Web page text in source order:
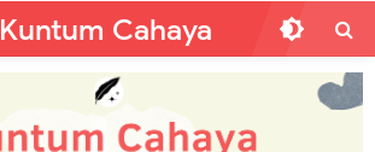
Kuntum Cahaya